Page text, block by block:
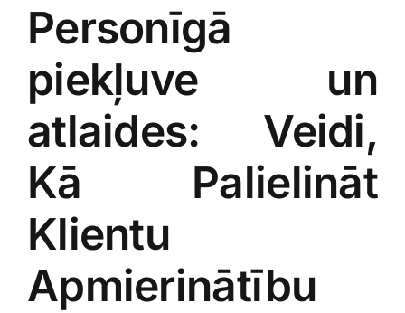
Personīgā‍
piekļuve un
atlaides: Veidi,
Kā Palielināt
Klientu
Apmierinātību